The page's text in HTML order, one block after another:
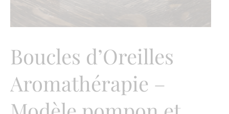
Boucles d’Oreilles
Aromathérapie –